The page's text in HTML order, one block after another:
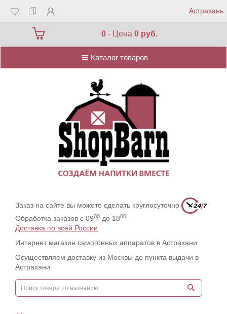
Астрахань
0 - Цена0 руб.
Каталог товаров
Каталог товаров
Заказ на сайте вы можете сделать круглосуточно
Обработка заказов с 0900 до 1800
Доставка по всей России
Интернет магазин самогонных аппаратов в Астрахани
Осуществляем доставку из Москвы до пункта выдачи в
Астрахани